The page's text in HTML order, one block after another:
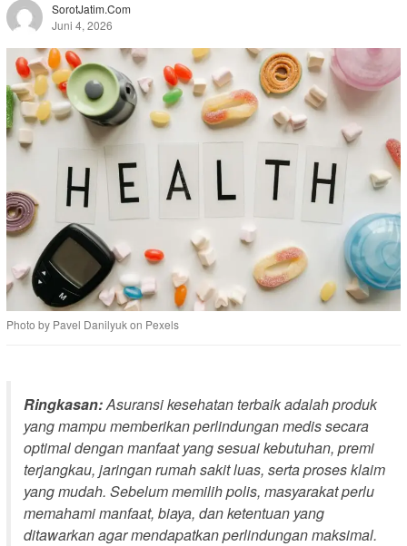
SorotJatim.com
Juni 4, 2026
Photo by Pavel Danilyuk on Pexels
Ringkasan:Asuransi kesehatan terbaik adalah produk
yang mampu memberikan perlindungan medis secara
optimal dengan manfaat yang sesuai kebutuhan, premi
terjangkau, jaringan rumah sakit luas, serta proses klaim
yang mudah. Sebelum memilih polis, masyarakat perlu
memahami manfaat, biaya, dan ketentuan yang
ditawarkan agar mendapatkan perlindungan maksimal.